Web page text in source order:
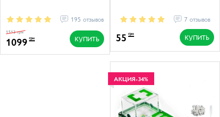
195 отзывов
1099 грн
1513 грн
КУПИТЬ
7 отзывов
55 грн КУПИТЬ
АКЦИЯ-34%